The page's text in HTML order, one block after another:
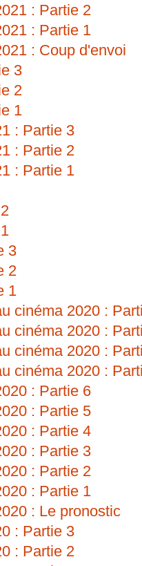
: Partie 2
: Partie 1
: Coup d'envoi
3
2
1
: Partie 3
: Partie 2
: Partie 1
3
2
1
cinéma 2020 :
cinéma 2020 :
cinéma 2020 :
cinéma 2020 :
: Partie 6
: Partie 5
: Partie 4
: Partie 3
: Partie 2
: Partie 1
: Le pronostic
: Partie 3
: Partie 2